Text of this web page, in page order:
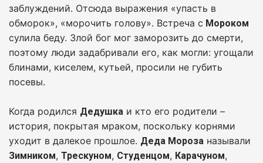
заблуждений. Отсюда выражения «упасть в
обморок», «морочить голову». Встреча с Мороком
сулила беду. Злой бог мог заморозить до смерти,
поэтому люди задабривали его, как могли: угощали
блинами, киселем, кутьей, просили не губить
посевы.
Когда родился Дедушка и кто его родители –
история, покрытая мраком, поскольку корнями
уходит в далекое прошлое. Деда Мороза называли
Зимником, Трескуном, Студенцом, Карачуном,